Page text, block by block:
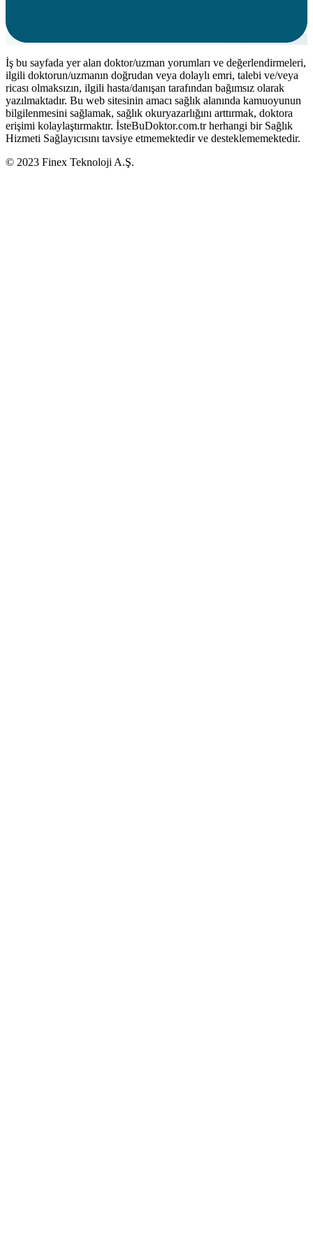
İş bu sayfada yer alan doktor/uzman yorumları ve değerlendirmeleri,
ilgili doktorun/uzmanın doğrudan veya dolaylı emri, talebi ve/veya
ricası olmaksızın, ilgili hasta/danışan tarafından bağımsız olarak
yazılmaktadır. Bu web sitesinin amacı sağlık alanında kamuoyunun
bilgilenmesini sağlamak, sağlık okuryazarlığını arttırmak, doktora
erişimi kolaylaştırmaktır. İsteBuDoktor.com.tr herhangi bir Sağlık
Hizmeti Sağlayıcısını tavsiye etmemektedir ve desteklememektedir.
© 2023 Finex Teknoloji A.Ş.